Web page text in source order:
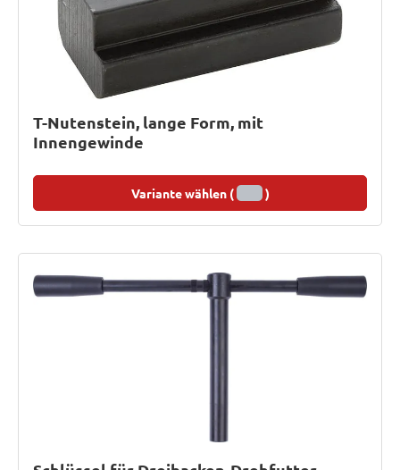
T-Nutenstein, lange Form, mit
Innengewinde
Variante wählen ( )